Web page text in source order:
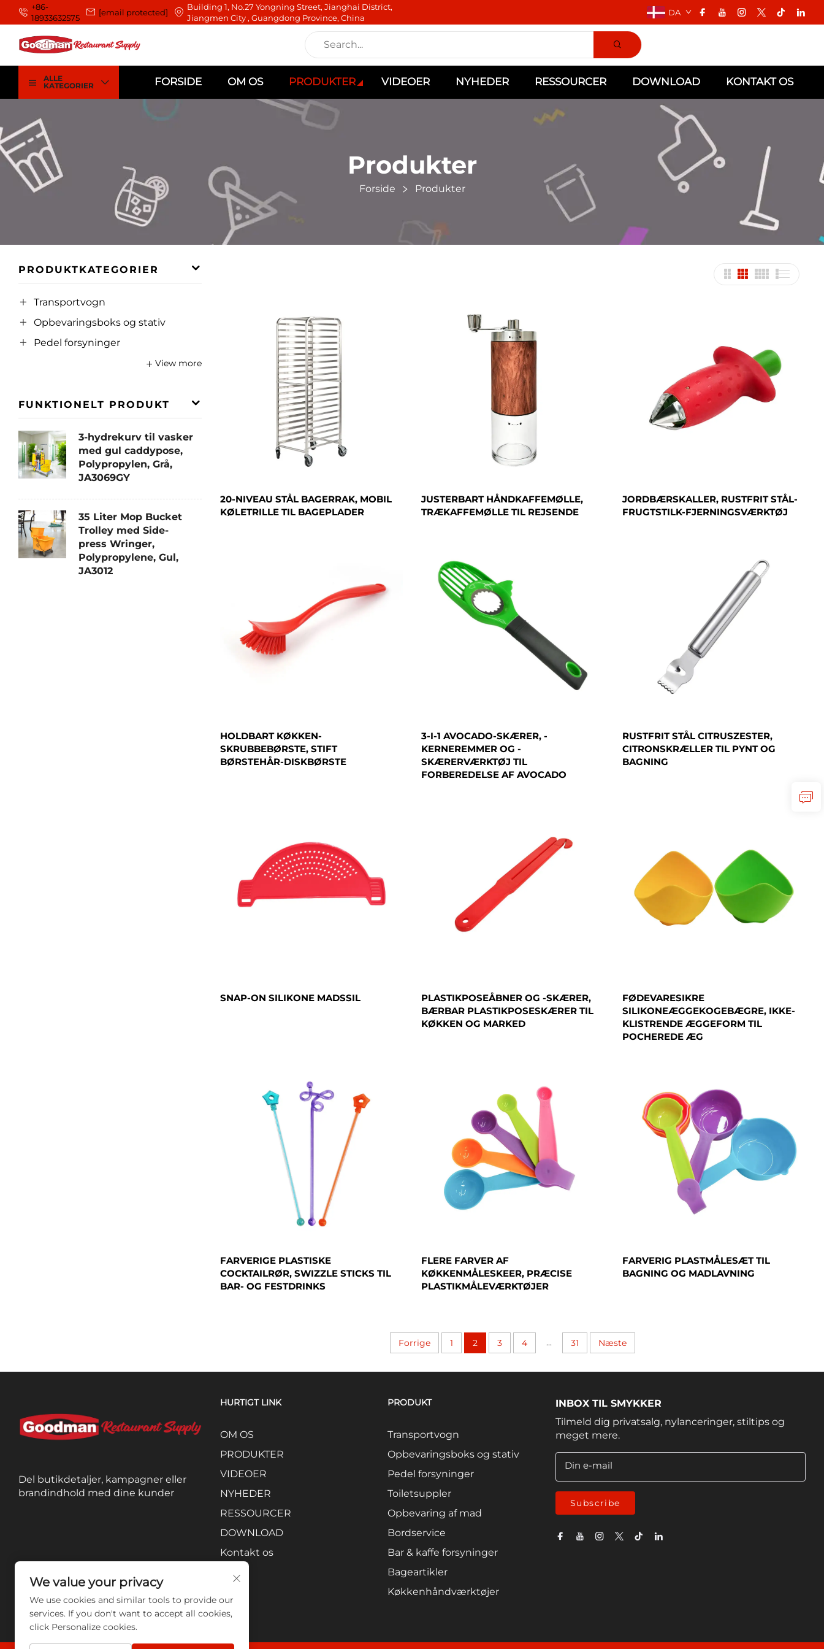
+86-
18933632575
[email protected]
Building 1, No.27 Yongning Street, Jianghai District,
Jiangmen City , Guangdong Province, China
DA
ALLE
KATEGORIER
FORSIDE OM OS PRODUKTER VIDEOER NYHEDER RESSOURCER DOWNLOAD KONTAKT OS
Produkter
Forside Produkter
PRODUKTKATEGORIER
Transportvogn
Opbevaringsboks og stativ
Pedel forsyninger
View more
FUNKTIONELT PRODUKT
3-hydrekurv til vasker
med gul caddypose,
Polypropylen, Grå,
JA3069GY
35 Liter Mop Bucket
Trolley med Side-
press Wringer,
Polypropylene, Gul,
JA3012
20-NIVEAU STÅL BAGERRAK, MOBIL
KØLETRILLE TIL BAGEPLADER
JUSTERBART HÅNDKAFFEMØLLE,
TRÆKAFFEMØLLE TIL REJSENDE
JORDBÆRSKALLER, RUSTFRIT STÅL-
FRUGTSTILK-FJERNINGSVÆRKTØJ
HOLDBART KØKKEN-
SKRUBBEBØRSTE, STIFT
BØRSTEHÅR-DISKBØRSTE
3-I-1 AVOCADO-SKÆRER, -
KERNEREMMER OG -
SKÆRERVÆRKTØJ TIL
FORBEREDELSE AF AVOCADO
RUSTFRIT STÅL CITRUSZESTER,
CITRONSKRÆLLER TIL PYNT OG
BAGNING
SNAP-ON SILIKONE MADSSIL
PLASTIKPOSEÅBNER OG -SKÆRER,
BÆRBAR PLASTIKPOSESKÆRER TIL
KØKKEN OG MARKED
FØDEVARESIKRE
SILIKONEÆGGEKOGEBÆGRE, IKKE-
KLISTRENDE ÆGGEFORM TIL
POCHEREDE ÆG
FARVERIGE PLASTISKE
COCKTAILRØR, SWIZZLE STICKS TIL
BAR- OG FESTDRINKS
FLERE FARVER AF
KØKKENMÅLESKEER, PRÆCISE
PLASTIKMÅLEVÆRKTØJER
FARVERIG PLASTMÅLESÆT TIL
BAGNING OG MADLAVNING
Forrige 1 2 3 4 ... 31 Næste
Del butikdetaljer, kampagner eller
brandindhold med dine kunder
HURTIGT LINK
OM OS
PRODUKTER
VIDEOER
NYHEDER
RESSOURCER
DOWNLOAD
Kontakt os
PRODUKT
Transportvogn
Opbevaringsboks og stativ
Pedel forsyninger
Toiletsuppler
Opbevaring af mad
Bordservice
Bar & kaffe forsyninger
Bageartikler
Køkkenhåndværktøjer
INBOX TIL SMYKKER
Tilmeld dig privatsalg, nylanceringer, stiltips og
meget mere.
Din e-mail
Subscribe
We value your privacy
We use cookies and similar tools to provide our
services. If you don't want to accept all cookies,
click Personalize cookies.